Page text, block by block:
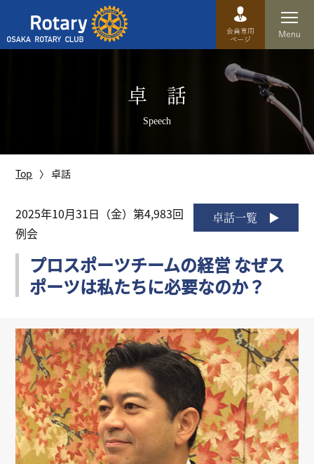
運営方針
歴史
特徴
理事・役員・委員会
リンク
会員専用ページ
English
卓 話
Speech
Top 卓話
卓話一覧
2025年10月31日（金）第4,983回
例会
プロスポーツチームの経営 なぜス
ポーツは私たちに必要なのか？